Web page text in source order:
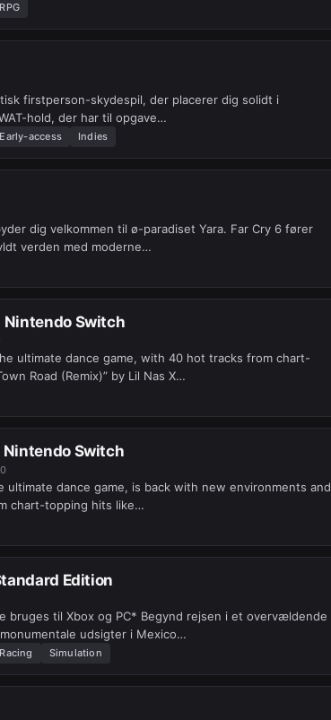
RPG
firstperson-skydespil, der placerer dig solidt i
hold, der har til opgave…
Early-access Indies
dig velkommen til ø-paradiset Yara. Far Cry 6 fører
verden med moderne…
Switch
ultimate dance game, with 40 hot tracks from chart-
Road (Remix)” by Lil Nas X…
Switch
ultimate dance game, is back with new environments and
chart-topping hits like…
Edition
bruges til Xbox og PC* Begynd rejsen i et overvældende
udsigter i Mexico…
Racing Simulation